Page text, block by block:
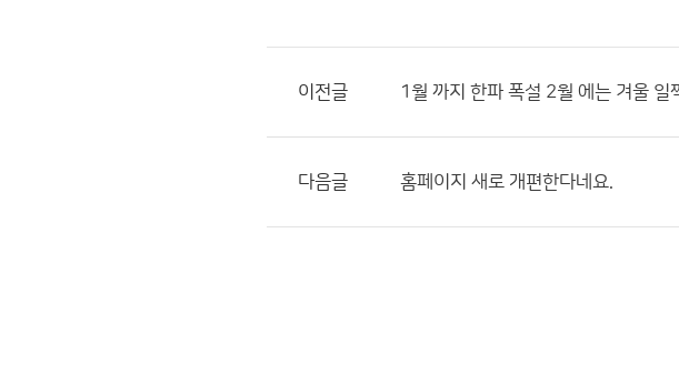
이전글 1월 까지 한파 폭설 2월 에는 겨울 일
다음글 홈페이지 새로 개편한다네요.